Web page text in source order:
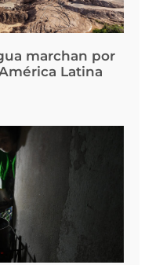
marchan por
Latina